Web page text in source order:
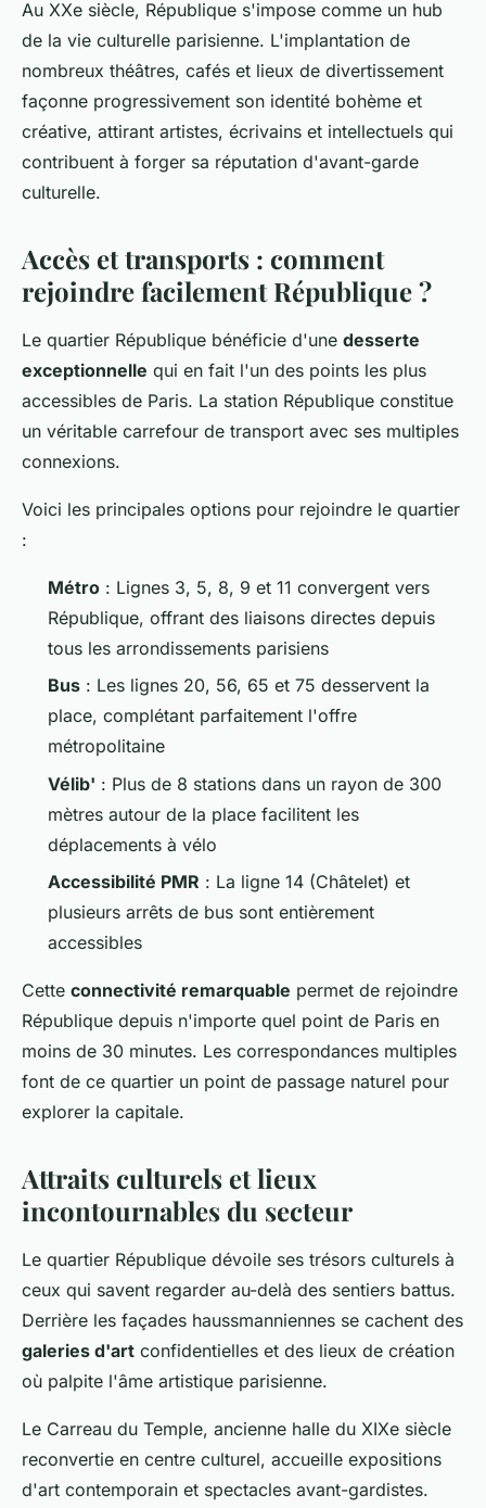
Au XXe siècle, République s'impose comme un hub
de la vie culturelle parisienne. L'implantation de
nombreux théâtres, cafés et lieux de divertissement
façonne progressivement son identité bohème et
créative, attirant artistes, écrivains et intellectuels qui
contribuent à forger sa réputation d'avant-garde
culturelle.
Accès et transports : comment
rejoindre facilement République ?
Le quartier République bénéficie d'une desserte
exceptionnelle qui en fait l'un des points les plus
accessibles de Paris. La station République constitue
un véritable carrefour de transport avec ses multiples
connexions.
Voici les principales options pour rejoindre le quartier
:
Métro : Lignes 3, 5, 8, 9 et 11 convergent vers
République, offrant des liaisons directes depuis
tous les arrondissements parisiens
Bus : Les lignes 20, 56, 65 et 75 desservent la
place, complétant parfaitement l'offre
métropolitaine
Vélib' : Plus de 8 stations dans un rayon de 300
mètres autour de la place facilitent les
déplacements à vélo
Accessibilité PMR : La ligne 14 (Châtelet) et
plusieurs arrêts de bus sont entièrement
accessibles
Cette connectivité remarquable permet de rejoindre
République depuis n'importe quel point de Paris en
moins de 30 minutes. Les correspondances multiples
font de ce quartier un point de passage naturel pour
explorer la capitale.
Attraits culturels et lieux
incontournables du secteur
Le quartier République dévoile ses trésors culturels à
ceux qui savent regarder au-delà des sentiers battus.
Derrière les façades haussmanniennes se cachent des
galeries d'art confidentielles et des lieux de création
où palpite l'âme artistique parisienne.
Le Carreau du Temple, ancienne halle du XIXe siècle
reconvertie en centre culturel, accueille expositions
d'art contemporain et spectacles avant-gardistes.